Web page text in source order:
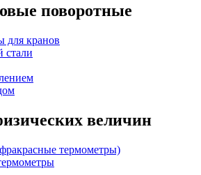
поворотные
для кранов
стали
величин
термометры)